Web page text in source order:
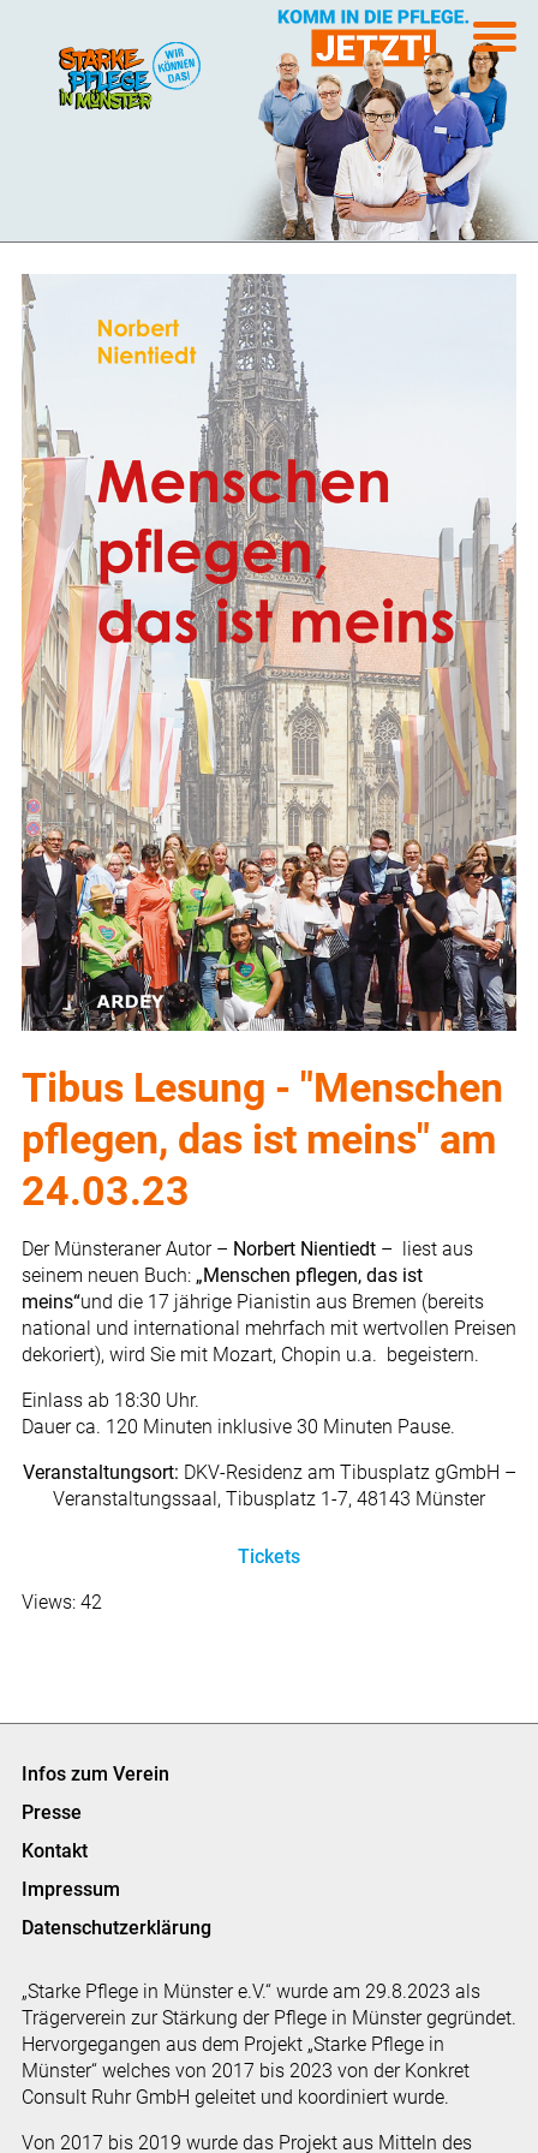
Tibus Lesung - "Menschen
pflegen, das ist meins" am
24.03.23
Der Münsteraner Autor – Norbert Nientiedt – liest aus
seinem neuen Buch: „Menschen pflegen, das ist
meins“und die 17 jährige Pianistin aus Bremen (bereits
national und international mehrfach mit wertvollen Preisen
dekoriert), wird Sie mit Mozart, Chopin u.a. begeistern.
Einlass ab 18:30 Uhr.
Dauer ca. 120 Minuten inklusive 30 Minuten Pause.
Veranstaltungsort: DKV-Residenz am Tibusplatz gGmbH –
Veranstaltungssaal, Tibusplatz 1-7, 48143 Münster
Tickets
Views: 42
Infos zum Verein
Presse
Kontakt
Impressum
Datenschutzerklärung
„Starke Pflege in Münster e.V.“ wurde am 29.8.2023 als
Trägerverein zur Stärkung der Pflege in Münster gegründet.
Hervorgegangen aus dem Projekt „Starke Pflege in
Münster“ welches von 2017 bis 2023 von der Konkret
Consult Ruhr GmbH geleitet und koordiniert wurde.
Von 2017 bis 2019 wurde das Projekt aus Mitteln des